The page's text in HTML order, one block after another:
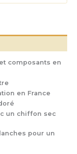
composants en
en France
un chiffon sec
pour un